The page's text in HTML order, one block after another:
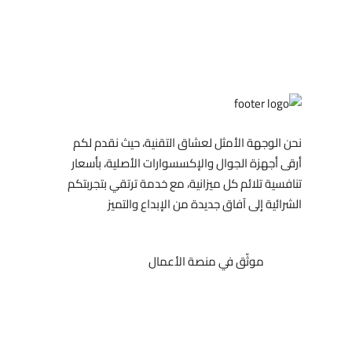
نحن الوجهة الأمثل لعشاق التقنية، حيث نقدم لكم
أرقى أجهزة الجوال والإكسسوارات الأصلية، بأسعار
تنافسية تلائم كل ميزانية، مع خدمة ترتقي بتجربتكم
الشرائية إلى آفاق جديدة من الإبداع والتميز
موثّق في منصة الأعمال